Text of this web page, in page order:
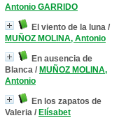
Antonio GARRIDO
El viento de la luna /
MUÑOZ MOLINA, Antonio
En ausencia de
Blanca / MUÑOZ MOLINA,
Antonio
En los zapatos de
Valeria / Elísabet